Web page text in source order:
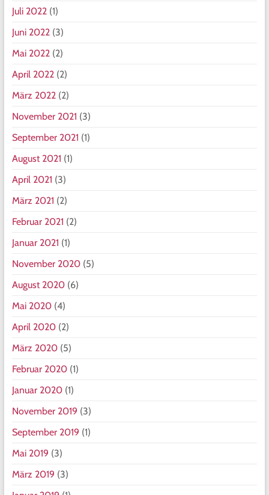
Juli 2022(1)
Juni 2022(3)
Mai 2022(2)
April 2022(2)
März 2022(2)
November 2021 (3)
September 2021 (1)
August 2021 (1)
April 2021 (3)
März 2021 (2)
Februar 2021 (2)
Januar 2021 (1)
November 2020(5)
August 2020(6)
Mai 2020(4)
April 2020(2)
März 2020(5)
Februar 2020(1)
Januar 2020(1)
November 2019 (3)
September 2019 (1)
Mai 2019 (3)
März 2019 (3)